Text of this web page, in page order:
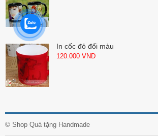
In cốc đỏ đổi màu
120.000 VND
© Shop Quà tặng Handmade